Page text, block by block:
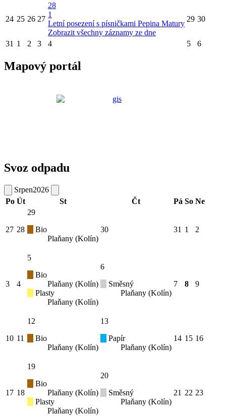
24 25 26 27
28
1
Letní posezení s písničkami Pepina Matury
Zobrazit všechny záznamy ze dne
29 30
31 1 2 3 4 5 6
Mapový portál
Svoz odpadu
Srpen2026
Po Út St Čt Pá So Ne
27 28
29
Bio
Plaňany (Kolín)
30 31 1 2
3 4
5
Bio
Plaňany (Kolín)
Plasty
Plaňany (Kolín)
6
Směsný
Plaňany (Kolín)
7 8 9
10 11
12
Bio
Plaňany (Kolín)
13
Papír
Plaňany (Kolín)
14 15 16
17 18
19
Bio
Plaňany (Kolín)
Plasty
Plaňany (Kolín)
20
Směsný
Plaňany (Kolín)
21 22 23